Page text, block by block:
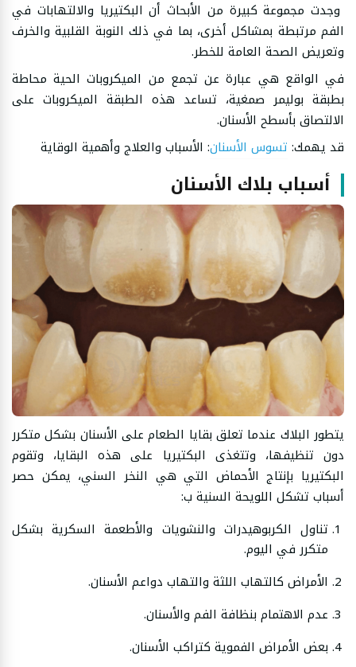
وجدت مجموعة كبيرة من الأبحاث أن البكتيريا والالتهابات في
الفم مرتبطة بمشاكل أخرى، بما في ذلك النوبة القلبية والخرف
وتعريض الصحة العامة للخطر.
في الواقع هي عبارة عن تجمع من الميكروبات الحية محاطة
بطبقة بوليمر صمغية، تساعد هذه الطبقة الميكروبات على
الالتصاق بأسطح الأسنان.
قد يهمك: تسوس الأسنان: الأسباب والعلاج وأهمية الوقاية
أسباب بلاك الأسنان
يتطور البلاك عندما تعلق بقايا الطعام على الأسنان بشكل متكرر
دون تنظيفها، وتتغذى البكتيريا على هذه البقايا، وتقوم
البكتيريا بإنتاج الأحماض التي هي النخر السني، يمكن حصر
أسباب تشكل اللويحة السنية ب:
تناول الكربوهيدرات والنشويات والأطعمة السكرية بشكل
متكرر في اليوم.
الأمراض كالتهاب اللثة والتهاب دواعم الأسنان.
عدم الاهتمام بنظافة الفم والأسنان.
بعض الأمراض الفموية كتراكب الأسنان.